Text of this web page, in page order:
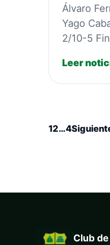
Álvaro
Yago
2/10-5
Leer
12…4
Club